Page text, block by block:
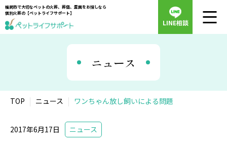
福岡市で大切なペットの火葬、葬儀、霊園をお探しなら
個別火葬の【ペットライフサポート】
LINE相談
ニュース
TOP ニュース ワンちゃん放し飼いによる問題
2017年6月17日 ニュース